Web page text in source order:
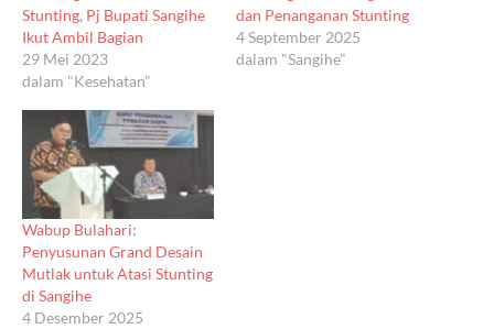
Stunting, Pj Bupati Sangihe
Ikut Ambil Bagian
29 Mei 2023
dalam "Kesehatan"
dan Penanganan Stunting
4 September 2025
dalam "Sangihe"
Wabup Bulahari:
Penyusunan Grand Desain
Mutlak untuk Atasi Stunting
di Sangihe
4 Desember 2025